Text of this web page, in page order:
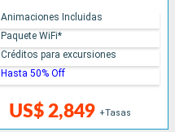
US$ 2,849 +Tasas
Animaciones Incluidas
Paquete WiFi*
Créditos para excursiones
Hasta 50% Off